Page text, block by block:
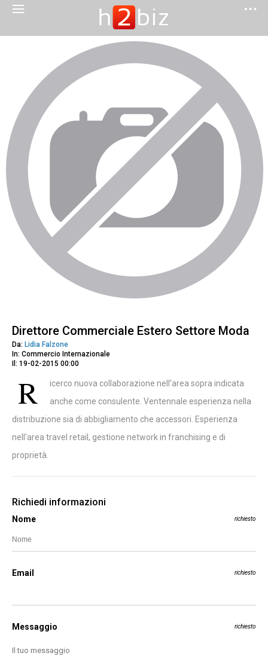
Direttore Commerciale Estero Settore Moda
Da: Lidia Falzone
In: Commercio Internazionale
Il: 19-02-2015 00:00
R
icerco nuova collaborazione nell'area sopra indicata
anche come consulente. Ventennale esperienza nella
distribuzione sia di abbigliamento che accessori. Esperienza
nell'area travel retail, gestione network in franchising e di
proprietà.
Richiedi informazioni
Nome richiesto
Email richiesto
Messaggio richiesto